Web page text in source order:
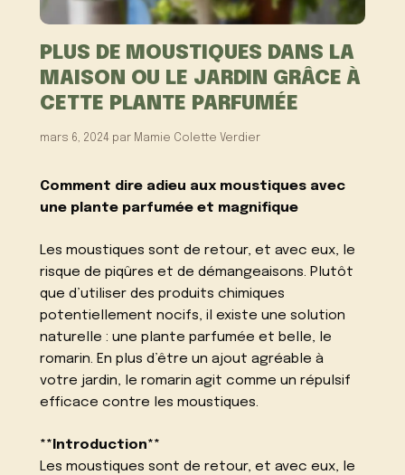
PLUS DE MOUSTIQUES DANS LA
MAISON OU LE JARDIN GRÂCE À
CETTE PLANTE PARFUMÉE
mars 6, 2024 par Mamie Colette Verdier
Comment dire adieu aux moustiques avec
une plante parfumée et magnifique
Les moustiques sont de retour, et avec eux, le
risque de piqûres et de démangeaisons. Plutôt
que d’utiliser des produits chimiques
potentiellement nocifs, il existe une solution
naturelle : une plante parfumée et belle, le
romarin. En plus d’être un ajout agréable à
votre jardin, le romarin agit comme un répulsif
efficace contre les moustiques.
**Introduction**
Les moustiques sont de retour, et avec eux, le